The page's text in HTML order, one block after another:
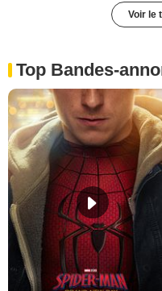
Voir le
Top Bandes-